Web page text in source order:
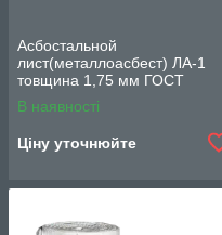
Асбостальной
лист(металлоасбест) ЛА-1
товщина 1,75 мм ГОСТ
12856-96
В наявності
Ціну уточнюйте